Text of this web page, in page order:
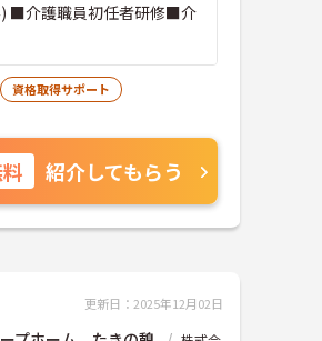
■介護職員初任者研修■介
資格取得サポート
紹介してもらう
更新日：2025年12月02日